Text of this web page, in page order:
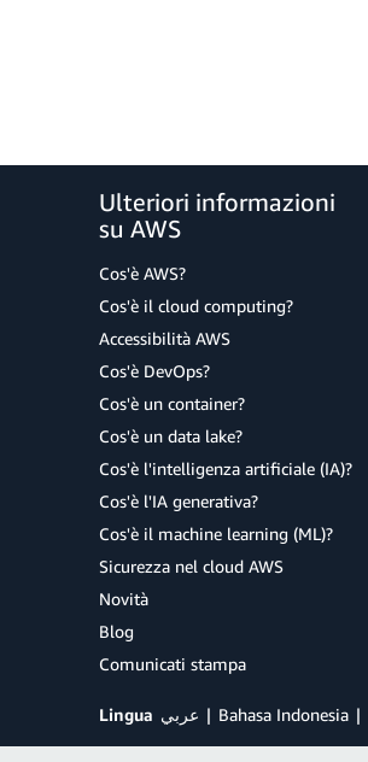
Ulteriori informazioni
su AWS
Cos'è AWS?
Cos'è il cloud computing?
Accessibilità AWS
Cos'è DevOps?
Cos'è un container?
Cos'è un data lake?
Cos'è l'intelligenza artificiale (IA)?
Cos'è l'IA generativa?
Cos'è il machine learning (ML)?
Sicurezza nel cloud AWS
Novità
Blog
Comunicati stampa
Lingua عربي Bahasa Indonesia